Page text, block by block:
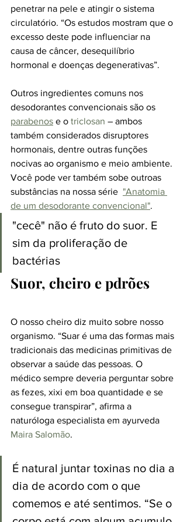
penetrar na pele e atingir o sistema
circulatório. “Os estudos mostram que o
excesso deste pode influenciar na
causa de câncer, desequilíbrio
hormonal e doenças degenerativas”.
Outros ingredientes comuns nos
desodorantes convencionais são os
parabenos e o triclosan – ambos
também considerados disruptores
hormonais, dentre outras funções
nocivas ao organismo e meio ambiente.
Você pode ver também sobe outroas
substâncias na nossa série "Anatomia
de um desodorante convencional".
"cecê" não é fruto do suor. E
sim da proliferação de
bactérias
Suor, cheiro e pdrões
O nosso cheiro diz muito sobre nosso
organismo. “Suar é uma das formas mais
tradicionais das medicinas primitivas de
observar a saúde das pessoas. O
médico sempre deveria perguntar sobre
as fezes, xixi em boa quantidade e se
consegue transpirar”, afirma a
naturóloga especialista em ayurveda
Maira Salomão.
É natural juntar toxinas no dia a
dia de acordo com o que
comemos e até sentimos. “Se o